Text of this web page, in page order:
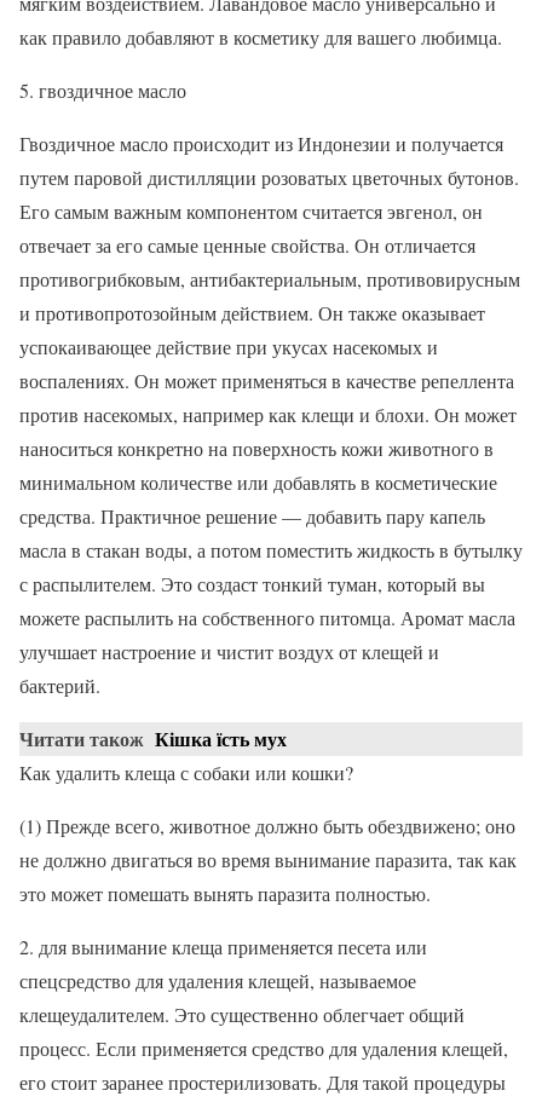
как правило добавляют в косметику для вашего любимца.
5. гвоздичное масло
Гвоздичное масло происходит из Индонезии и получается
путем паровой дистилляции розоватых цветочных бутонов.
Его самым важным компонентом считается эвгенол, он
отвечает за его самые ценные свойства. Он отличается
противогрибковым, антибактериальным, противовирусным
и противопротозойным действием. Он также оказывает
успокаивающее действие при укусах насекомых и
воспалениях. Он может применяться в качестве репеллента
против насекомых, например как клещи и блохи. Он может
наноситься конкретно на поверхность кожи животного в
минимальном количестве или добавлять в косметические
средства. Практичное решение — добавить пару капель
масла в стакан воды, а потом поместить жидкость в бутылку
с распылителем. Это создаст тонкий туман, который вы
можете распылить на собственного питомца. Аромат масла
улучшает настроение и чистит воздух от клещей и
бактерий.
Читати також Кішка їсть мух
Как удалить клеща с собаки или кошки?
(1) Прежде всего, животное должно быть обездвижено; оно
не должно двигаться во время вынимание паразита, так как
это может помешать вынять паразита полностью.
2. для вынимание клеща применяется песета или
спецсредство для удаления клещей, называемое
клещеудалителем. Это существенно облегчает общий
процесс. Если применяется средство для удаления клещей,
его стоит заранее простерилизовать. Для такой процедуры